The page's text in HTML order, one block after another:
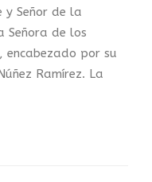
y Señor de la
Señora de los
encabezado por su
Ramírez. La